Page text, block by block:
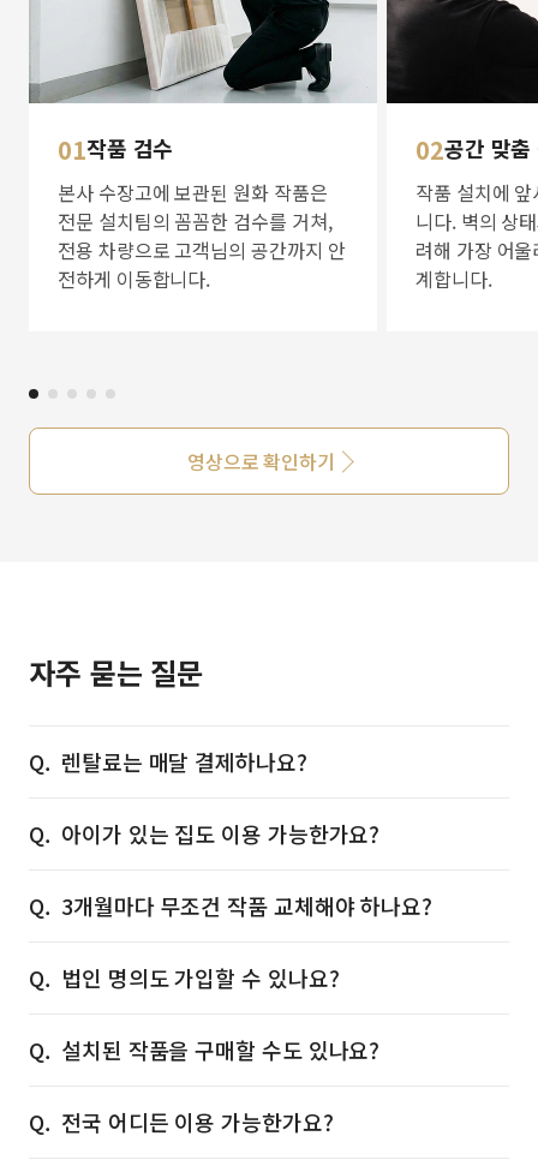
01작품 검수
본사 수장고에 보관된 원화 작품은
전문 설치팀의 꼼꼼한 검수를 거쳐,
전용 차량으로 고객님의 공간까지 안
전하게 이동합니다.
02공간 맞
작품 설치에
니다. 벽의 상
려해 가장 어
계합니다.
영상으로 확인하기
자주 묻는 질문
렌탈료는 매달 결제하나요?
아이가 있는 집도 이용 가능한가요?
3개월마다 무조건 작품 교체해야 하나요?
법인 명의도 가입할 수 있나요?
설치된 작품을 구매할 수도 있나요?
전국 어디든 이용 가능한가요?